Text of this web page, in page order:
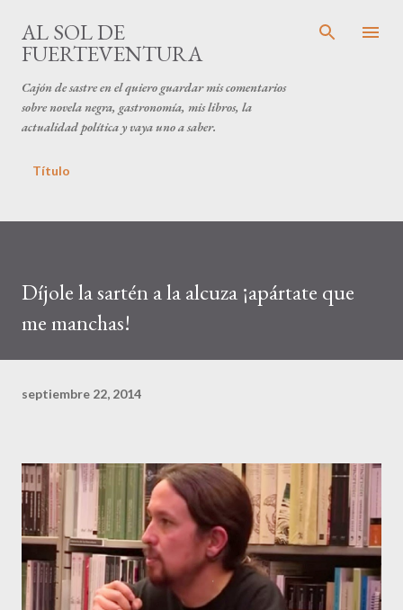
AL SOL DE
FUERTEVENTURA
Cajón de sastre en el quiero guardar mis comentarios
sobre novela negra, gastronomía, mis libros, la
actualidad política y vaya uno a saber.
Título
Díjole la sartén a la alcuza ¡apártate que
me manchas!
septiembre 22, 2014